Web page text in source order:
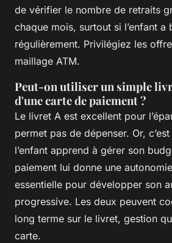
de vérifier le nombre de retraits
chaque mois, surtout si l’enfant a
régulièrement. Privilégiez les
maillage ATM.
Peut-on utiliser un simple
d'une carte de paiement ?
Le livret A est excellent pour
permet pas de dépenser. Or,
l’enfant apprend à gérer son
paiement lui donne une
essentielle pour développer son
progressive. Les deux peuvent
long terme sur le livret, gestion
carte.